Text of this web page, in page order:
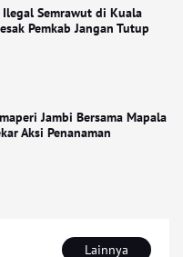
Semrawut di Kuala
Pemkab Jangan Tutup
Jambi Bersama Mapala
Aksi Penanaman
Lainnya